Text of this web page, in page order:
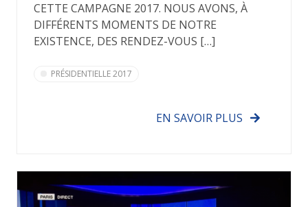
CETTE CAMPAGNE 2017. NOUS AVONS, À
DIFFÉRENTS MOMENTS DE NOTRE
EXISTENCE, DES RENDEZ-VOUS […]
PRÉSIDENTIELLE 2017
EN SAVOIR PLUS